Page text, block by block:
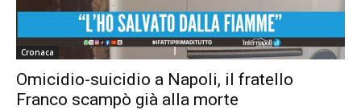
Cronaca
Omicidio-suicidio a Napoli, il fratello
Franco scampò già alla morte